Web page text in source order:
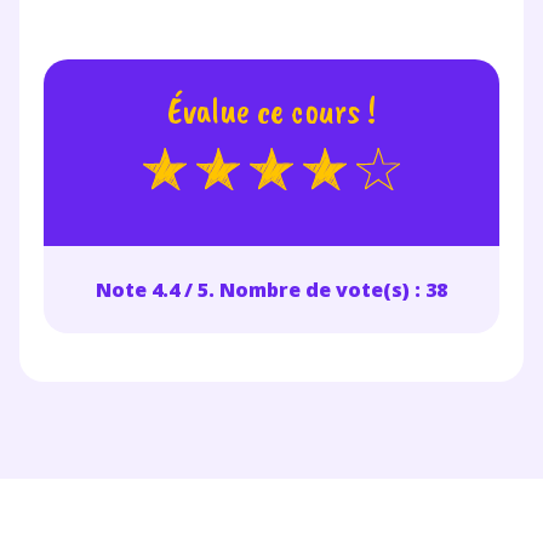
Évalue ce cours !
Note 4.4 / 5. Nombre de vote(s) : 38